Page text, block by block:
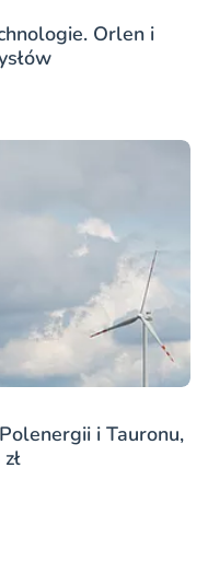
Orlen i
i Tauronu,